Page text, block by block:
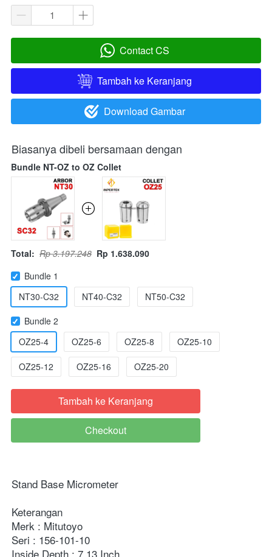
` Contact CS
` Tambah ke Keranjang
` Download Gambar
Biasanya dibeli bersamaan dengan
Bundle NT-OZ to OZ Collet
Total: Rp 3.197.248 Rp 1.638.090
Bundle 1
NT30-C32
NT40-C32
NT50-C32
Bundle 2
OZ25-4
OZ25-6 OZ25-8 OZ25-10
OZ25-12 OZ25-16 OZ25-20
`
Tambah ke Keranjang
`
Checkout
Stand Base Micrometer
Keterangan
Merk : Mitutoyo
Seri : 156-101-10
Inside Depth : 7.13 Inch